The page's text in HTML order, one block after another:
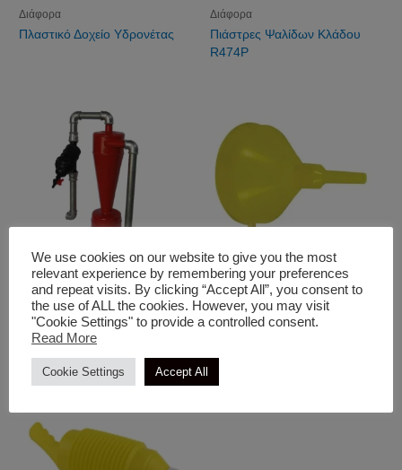
Διάφορα
Πλαστικό Δοχείο Υδρονέτας
Διάφορα
Πιάστρες Ψαλίδων Κλάδου
R474P
Διάφορα
Κεφαλή Κομπλέ Με Απλό
Φίλτρο
Διάφορα
Χωνί Γίγας
We use cookies on our website to give you the most
relevant experience by remembering your preferences
and repeat visits. By clicking “Accept All”, you consent to
the use of ALL the cookies. However, you may visit
"Cookie Settings" to provide a controlled consent.
Read More
Cookie Settings Accept All